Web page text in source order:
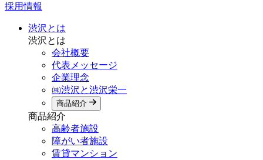
採用情報
渋沢とは
渋沢とは
会社概要
代表メッセージ
企業理念
㈱渋沢と渋沢栄一
商品紹介
商品紹介
高齢者施設
障がい者施設
賃貸マンション